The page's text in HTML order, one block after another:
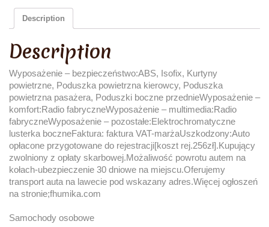
Description
Description
Wyposażenie – bezpieczeństwo:ABS, Isofix, Kurtyny
powietrzne, Poduszka powietrzna kierowcy, Poduszka
powietrzna pasażera, Poduszki boczne przednieWyposażenie –
komfort:Radio fabryczneWyposażenie – multimedia:Radio
fabryczneWyposażenie – pozostałe:Elektrochromatyczne
lusterka boczneFaktura: faktura VAT-marżaUszkodzony:Auto
opłacone przygotowane do rejestracji[koszt rej.256zł].Kupujący
zwolniony z opłaty skarbowej.Możaliwość powrotu autem na
kołach-ubezpieczenie 30 dniowe na miejscu.Oferujemy
transport auta na lawecie pod wskazany adres.Więcej ogłoszeń
na stronie;fhumika.com
Samochody osobowe